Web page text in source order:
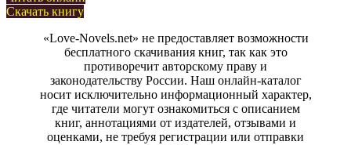
Скачать книгу
«Love-Novels.net» не предоставляет возможности
бесплатного скачивания книг, так как это
противоречит авторскому праву и
законодательству России. Наш онлайн-каталог
носит исключительно информационный характер,
где читатели могут ознакомиться с описанием
книг, аннотациями от издателей, отзывами и
оценками, не требуя регистрации или отправки